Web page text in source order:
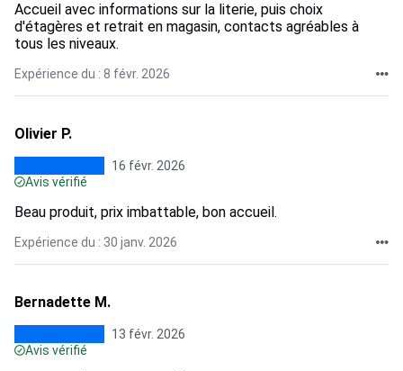
Accueil avec informations sur la literie, puis choix
d'étagères et retrait en magasin, contacts agréables à
tous les niveaux.
Expérience du : 8 févr. 2026
Olivier P.
16 févr. 2026
Avis vérifié
Beau produit, prix imbattable, bon accueil.
Expérience du : 30 janv. 2026
Bernadette M.
13 févr. 2026
Avis vérifié